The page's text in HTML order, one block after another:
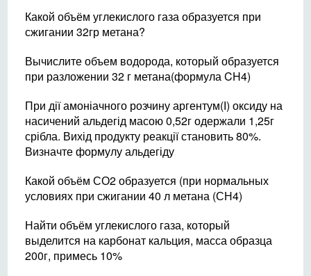
Какой объём углекислого газа образуется при
сжигании 32гр метана?
Вычислите объем водорода, который образуется
при разложении 32 г метана(формула CH4)
При дії амоніачного розчину аргентум(І) оксиду на
насичений альдегід масою 0,52г одержали 1,25г
срібла. Вихід продукту реакції становить 80%.
Визначте формулу альдегіду
Какой объём СО2 образуется (при нормальных
условиях при сжигании 40 л метана (СН4)
Найти объём углекислого газа, который
выделится на карбонат кальция, масса образца
200г, примесь 10%